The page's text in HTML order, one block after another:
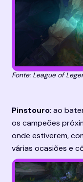
Fonte: League of
Pinstouro: ao
os campeões
onde estiverem,
várias ocasiões e